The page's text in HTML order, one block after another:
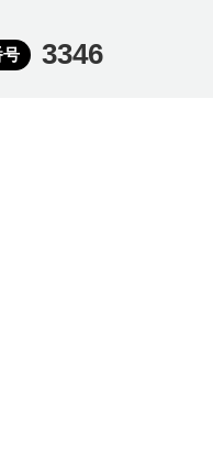
号 3346